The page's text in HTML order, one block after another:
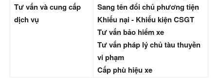
Tư vấn và cung cấp
dịch vụ
Sang tên đổi chủ phương tiện
Khiếu nại - Khiếu kiện CSGT
Tư vấn bảo hiểm xe
Tư vấn pháp lý chủ tàu thuyền
vi phạm
Cấp phù hiệu xe